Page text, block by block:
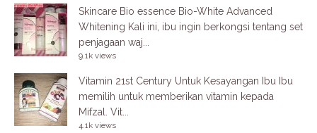
Skincare Bio essence Bio-White Advanced
Whitening Kali ini, ibu ingin berkongsi tentang set
penjagaan waj...
9.1k views
Vitamin 21st Century Untuk Kesayangan Ibu
Ibu
memilih untuk memberikan vitamin kepada
Mifzal. Vit...
4.1k views